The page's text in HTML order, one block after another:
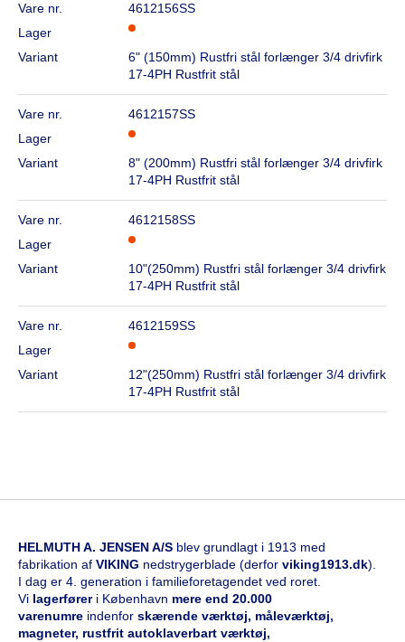
Vare nr.
4612156SS
Lager
Variant
6" (150mm) Rustfri stål forlænger 3/4 drivfirk
17-4PH Rustfrit stål
Vare nr.
4612157SS
Lager
Variant
8" (200mm) Rustfri stål forlænger 3/4 drivfirk
17-4PH Rustfrit stål
Vare nr.
4612158SS
Lager
Variant
10"(250mm) Rustfri stål forlænger 3/4 drivfirk
17-4PH Rustfrit stål
Vare nr.
4612159SS
Lager
Variant
12"(250mm) Rustfri stål forlænger 3/4 drivfirk
17-4PH Rustfrit stål
HELMUTH A. JENSEN A/S blev grundlagt i 1913 med
fabrikation af VIKING nedstrygerblade (derfor viking1913.dk).
I dag er 4. generation i familieforetagendet ved roret.
Vi lagerfører i København mere end 20.000
varenumre indenfor skærende værktøj, måleværktøj,
magneter, rustfrit autoklaverbart værktøj,